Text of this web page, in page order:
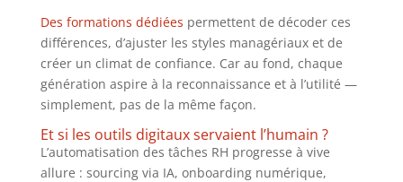
Des formations dédiées permettent de décoder ces
différences, d’ajuster les styles managériaux et de
créer un climat de confiance. Car au fond, chaque
génération aspire à la reconnaissance et à l’utilité —
simplement, pas de la même façon.
Et si les outils digitaux servaient l’humain ?
L’automatisation des tâches RH progresse à vive
allure : sourcing via IA, onboarding numérique,